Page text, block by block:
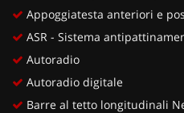
Appoggiatesta anteriori e
ASR - Sistema
Autoradio
Autoradio digitale
Barre al tetto longitudinali